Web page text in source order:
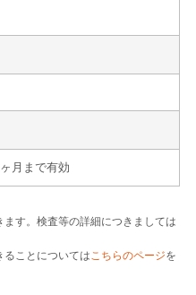
月まで有効
す。検査等の詳細につきましては
ことについてはこちらのページを